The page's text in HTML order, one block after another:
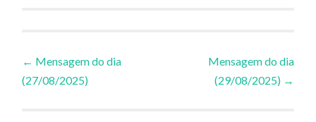
Navegação
de
← Mensagem do dia
(27/08/2025)
Mensagem do dia
(29/08/2025) →